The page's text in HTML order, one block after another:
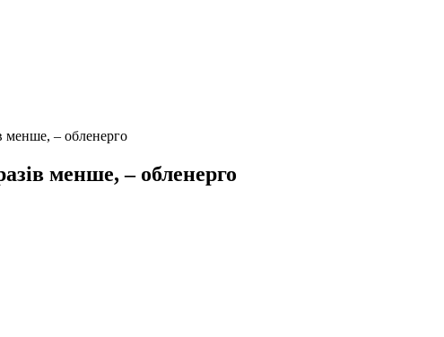
менше, – обленерго
менше, – обленерго